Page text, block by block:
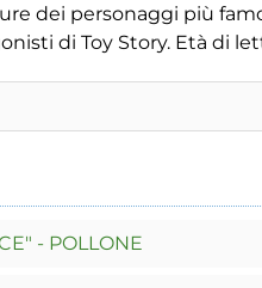
dei personaggi più
di Toy Story. Età di
- POLLONE